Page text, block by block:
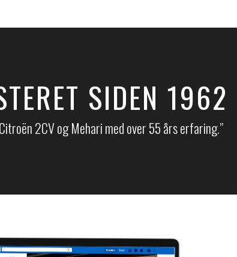
SIDEN 1962
2CV og Mehari med over 55 års erfaring.​​”